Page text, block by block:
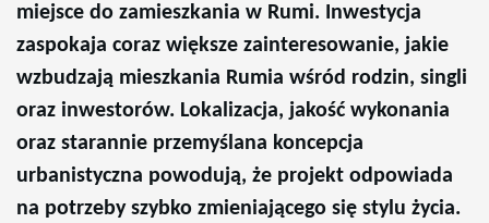
miejsce do zamieszkania w Rumi. Inwestycja
zaspokaja coraz większe zainteresowanie, jakie
wzbudzają mieszkania Rumia wśród rodzin, singli
oraz inwestorów. Lokalizacja, jakość wykonania
oraz starannie przemyślana koncepcja
urbanistyczna powodują, że projekt odpowiada
na potrzeby szybko zmieniającego się stylu życia.